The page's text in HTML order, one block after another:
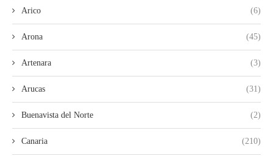
Arico (6)
Arona (45)
Artenara (3)
Arucas (31)
Buenavista del Norte (2)
Canaria (210)